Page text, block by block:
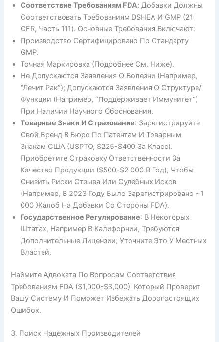
Соответствие Требованиям FDA: Добавки Должны
Соответствовать Требованиям DSHEA И GMP (21
CFR, Часть 111). Основные Требования Включают:
Производство Сертифицировано По Стандарту
GMP.
Точная Маркировка (подробнее См. Ниже).
Не Допускаются Заявления О Болезни (например,
“лечит Рак”); Допускаются Заявления О Структуре/
Функции (например, “поддерживает Иммунитет”)
При Наличии Научного Обоснования.
Товарные Знаки И Страхование: Зарегистрируйте
Свой Бренд В Бюро По Патентам И Товарным
Знакам США (USPTO, $225-$400 За Класс).
Приобретите Страховку Ответственности За
Качество Продукции ($500-$2 000 В Год), Чтобы
Снизить Риски Отзыва Или Судебных Исков
(например, В 2023 Году Было Зарегистрировано ~1
000 Жалоб На Добавки Со Стороны FDA).
Государственное Регулирование: В Некоторых
Штатах, Например В Калифорнии, Требуются
Дополнительные Лицензии; Уточните Это У Местных
Властей.
Наймите Адвоката По Вопросам Соответствия
Требованиям FDA ($1,000-$3,000), Который Проверит
Вашу Систему И Поможет Избежать Дорогостоящих
Ошибок.
3. Поиск Надежных Производителей